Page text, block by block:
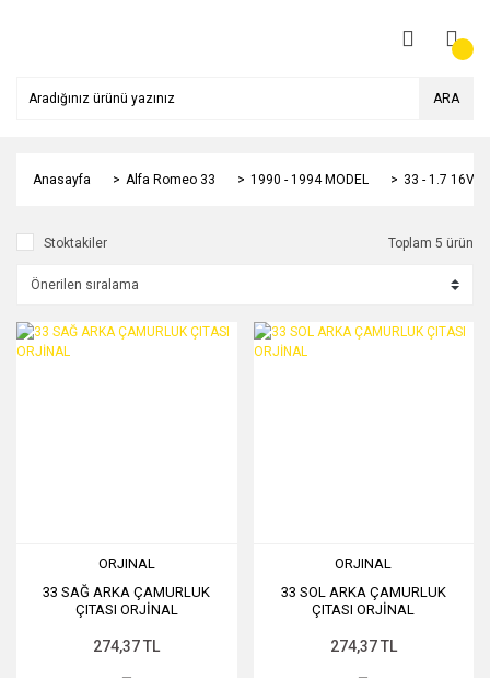
ARA
Anasayfa Alfa Romeo 33 1990 - 1994 MODEL 33 - 1.7 16V
Stoktakiler Toplam 5 ürün
ORJINAL
33 SAĞ ARKA ÇAMURLUK
ÇITASI ORJİNAL
274,37 TL
ORJINAL
33 SOL ARKA ÇAMURLUK
ÇITASI ORJİNAL
274,37 TL